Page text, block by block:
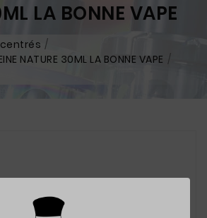
LA BONNE VAPE
NATURE 30ML LA BONNE VAPE